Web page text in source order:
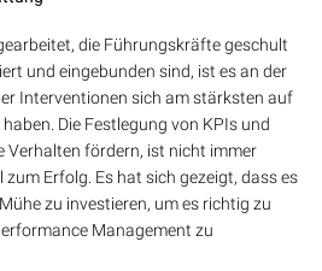
die Führungskräfte geschult
und eingebunden sind, ist es an der
Interventionen sich am stärksten auf
Die Festlegung von KPIs und
Verhalten fördern, ist nicht immer
zum Erfolg. Es hat sich gezeigt, dass es
zu investieren, um es richtig zu
Management zu